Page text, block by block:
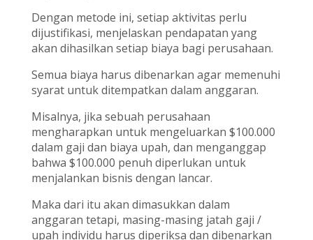
Dengan metode ini, setiap aktivitas perlu
dijustifikasi, menjelaskan pendapatan yang
akan dihasilkan setiap biaya bagi perusahaan.
Semua biaya harus dibenarkan agar memenuhi
syarat untuk ditempatkan dalam anggaran.
Misalnya, jika sebuah perusahaan
mengharapkan untuk mengeluarkan $100.000
dalam gaji dan biaya upah, dan menganggap
bahwa $100.000 penuh diperlukan untuk
menjalankan bisnis dengan lancar.
Maka dari itu akan dimasukkan dalam
anggaran tetapi, masing-masing jatah gaji /
upah individu harus diperiksa dan dibenarkan